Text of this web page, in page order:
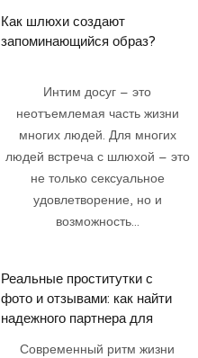
Как шлюхи создают
запоминающийся образ?
Интим досуг – это
неотъемлемая часть жизни
многих людей. Для многих
людей встреча с шлюхой – это
не только сексуальное
удовлетворение, но и
возможность...
Реальные проститутки с
фото и отзывами: как найти
надежного партнера для
Современный ритм жизни